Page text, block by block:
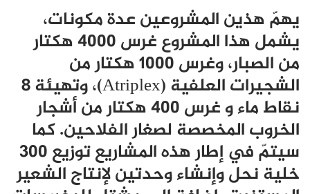
يهمّ هذين المشروعين عدة مكونات،
يشمل هذا المشروع غرس 4000 هكتار
من الصبار، وغرس 1000 هكتار من
الشجيرات العلفية (Atriplex)، وتهيئة 8
نقاط ماء و غرس 400 هكتار من أشجار
الخروب المخصصة لصغار الفلاحين. كما
سيتمّ في إطار هذه المشاريع توزيع 300
خلية نحل وإنشاء وحدتين لإنتاج الشعير